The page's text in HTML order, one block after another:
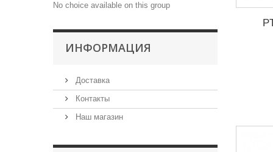
No choice available on this group
ИНФОРМАЦИЯ
Доставка
Контакты
Наш магазин